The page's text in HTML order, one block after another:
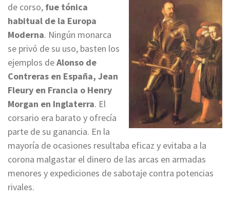
de corso, fue tónica
habitual de la Europa
Moderna. Ningún monarca
se privó de su uso, basten los
ejemplos deAlonso de
Contreras en España, Jean
Fleury en Francia o Henry
Morgan en Inglaterra. El
corsario era barato y ofrecía
parte de su ganancia. En la
mayoría de ocasiones resultaba eficaz y evitaba a la
corona malgastar el dinero de las arcas en armadas
menores y expediciones de sabotaje contra potencias
rivales.